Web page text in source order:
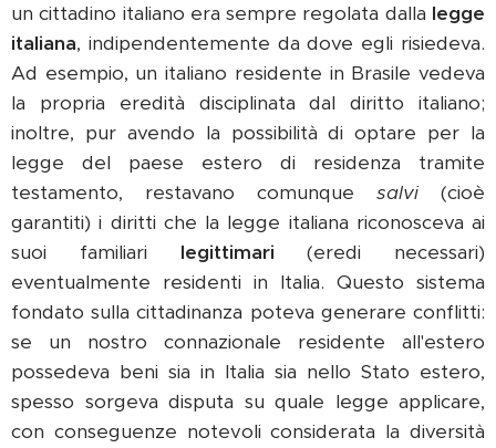
un cittadino italiano era sempre regolata dalla legge
italiana, indipendentemente da dove egli risiedeva.
Ad esempio, un italiano residente in Brasile vedeva
la propria eredità disciplinata dal diritto italiano;
inoltre, pur avendo la possibilità di optare per la
legge del paese estero di residenza tramite
testamento, restavano comunque salvi (cioè
garantiti) i diritti che la legge italiana riconosceva ai
suoi familiari legittimari (eredi necessari)
eventualmente residenti in Italia. Questo sistema
fondato sulla cittadinanza poteva generare conflitti:
se un nostro connazionale residente all'estero
possedeva beni sia in Italia sia nello Stato estero,
spesso sorgeva disputa su quale legge applicare,
con conseguenze notevoli considerata la diversità